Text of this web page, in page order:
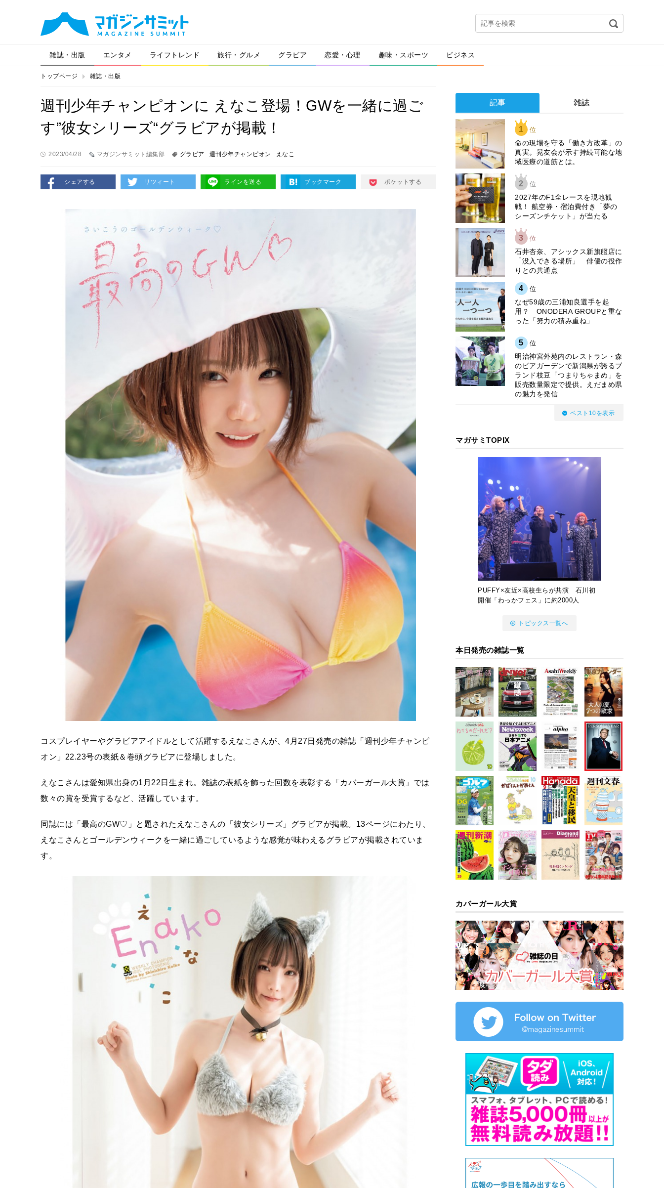
雑誌・出版 エンタメ ライフトレンド 旅行・グルメ グラビア 恋愛・心理 趣味・スポーツ ビジネス
トップページ 雑誌・出版
週刊少年チャンピオンに えなこ登場！GWを一緒に過ご
す”彼女シリーズ“グラビアが掲載！
2023/04/28 マガジンサミット編集部 グラビア 週刊少年チャンピオン えなこ
シェアする リツィート ラインを送る ブックマーク ポケットする
コスプレイヤーやグラビアアイドルとして活躍するえなこさんが、4月27日発売の雑誌「週刊少年チャンピ
オン」22.23号の表紙＆巻頭グラビアに登場しました。
えなこさんは愛知県出身の1月22日生まれ。雑誌の表紙を飾った回数を表彰する「カバーガール大賞」では
数々の賞を受賞するなど、活躍しています。
同誌には「最高のGW♡」と題されたえなこさんの「彼女シリーズ」グラビアが掲載。13ページにわたり、
えなこさんとゴールデンウィークを一緒に過ごしているような感覚が味わえるグラビアが掲載されていま
す。
記事 雑誌
1 位
​命の現場を守る「働き方改革」の
真実。晃友会が示す持続可能な地
域医療の道筋とは。
2 位
2027年のF1全レースを現地観
戦！ 航空券・宿泊費付き「夢の
シーズンチケット」が当たる
3 位
石井杏奈、アシックス新旗艦店に
「没入できる場所」 俳優の役作
りとの共通点
4 位
なぜ59歳の三浦知良選手を起
用？ ONODERA GROUPと重な
った「努力の積み重ね」
5 位
明治神宮外苑内のレストラン・森
のビアガーデンで新潟県が誇るブ
ランド枝豆「つまりちゃまめ」を
販売数量限定で提供。えだまめ県
の魅力を発信
ベスト10を表示
マガサミTOPIX
PUFFY×友近×高校生らが共演 石川初
開催「わっかフェス」に約2000人
トピックス一覧へ
本日発売の雑誌一覧
カバーガール大賞